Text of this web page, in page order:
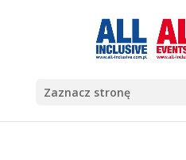
Zaznacz stronę